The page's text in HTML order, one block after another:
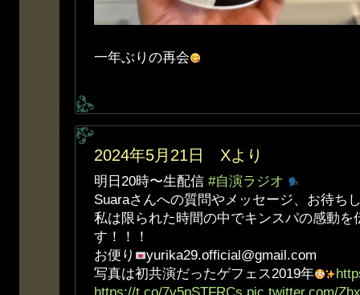
一年ぶりの再会
2024年5月21日 Xより
明日20時〜生配信 #自演ラジオ
Suaraさんへの質問やメッセージ、お待ち
私は限られた時間の中でキンスパの感動を
す！！！
お便り
yurika29.official@gmail.com
写真は初共演だったゲフェス2019年